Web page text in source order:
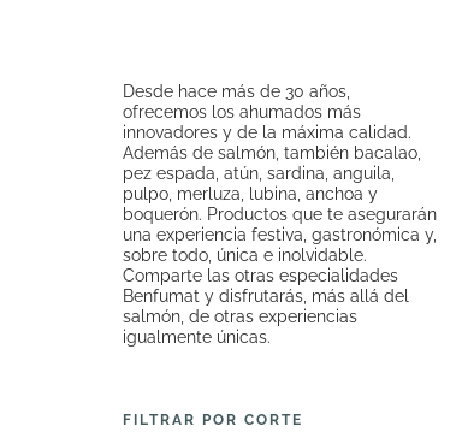
Desde hace más de 30 años,
ofrecemos los ahumados más
innovadores y de la máxima calidad.
Además de salmón, también bacalao,
pez espada, atún, sardina, anguila,
pulpo, merluza, lubina, anchoa y
boquerón. Productos que te asegurarán
una experiencia festiva, gastronómica y,
sobre todo, única e inolvidable.
Comparte las otras especialidades
Benfumat y disfrutarás, más allá del
salmón, de otras experiencias
igualmente únicas.
FILTRAR POR CORTE